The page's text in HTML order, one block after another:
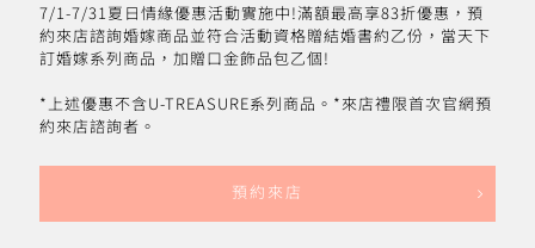
7/1-7/31夏日情緣優惠活動實施中!滿額最高享83折優惠，預
約來店諮詢婚嫁商品並符合活動資格贈結婚書約乙份，當天下
訂婚嫁系列商品，加贈口金飾品包乙個!
*上述優惠不含U-TREASURE系列商品。*來店禮限首次官網預
約來店諮詢者。
預約來店